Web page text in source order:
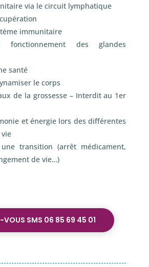
via le circuit lymphatique
immunitaire
fonctionnement des glandes
santé
le corps
de la grossesse – Interdit au 1er
et énergie lors des différentes
une transition (arrêt médicament,
de vie…)
VOUS SMS 06 85 69 45 01